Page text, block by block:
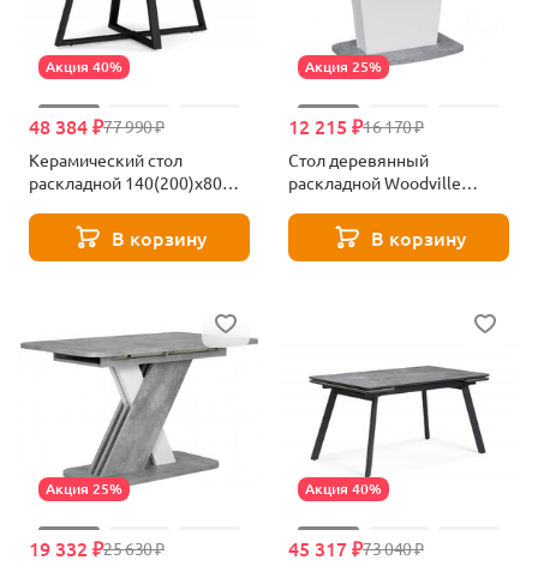
Акция 40%
77 990 ₽
48 384 ₽
Керамический стол
раскладной 140(200)х80
мрамор larka grey / черный
612905
В корзину
Акция 25%
16 170 ₽
12 215 ₽
Стол деревянный
раскладной Woodville
белый 608569В корзину
Акция 25%
25 630 ₽
19 332 ₽
Акция 40%
73 040 ₽
45 317 ₽